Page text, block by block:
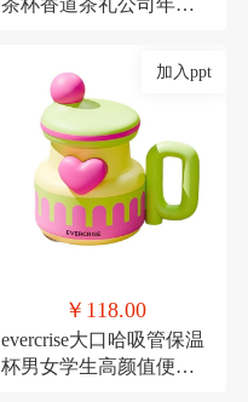
茶杯香道茶礼公司年会
加入ppt
￥118.00
evercrise大口哈吸管保温
杯男女学生高颜值便携